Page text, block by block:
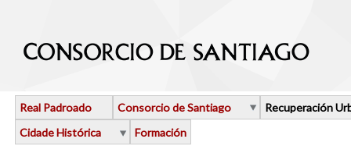
Real Padroado Consorcio de Santiago
Recuperación
Cidade Histórica
Formación